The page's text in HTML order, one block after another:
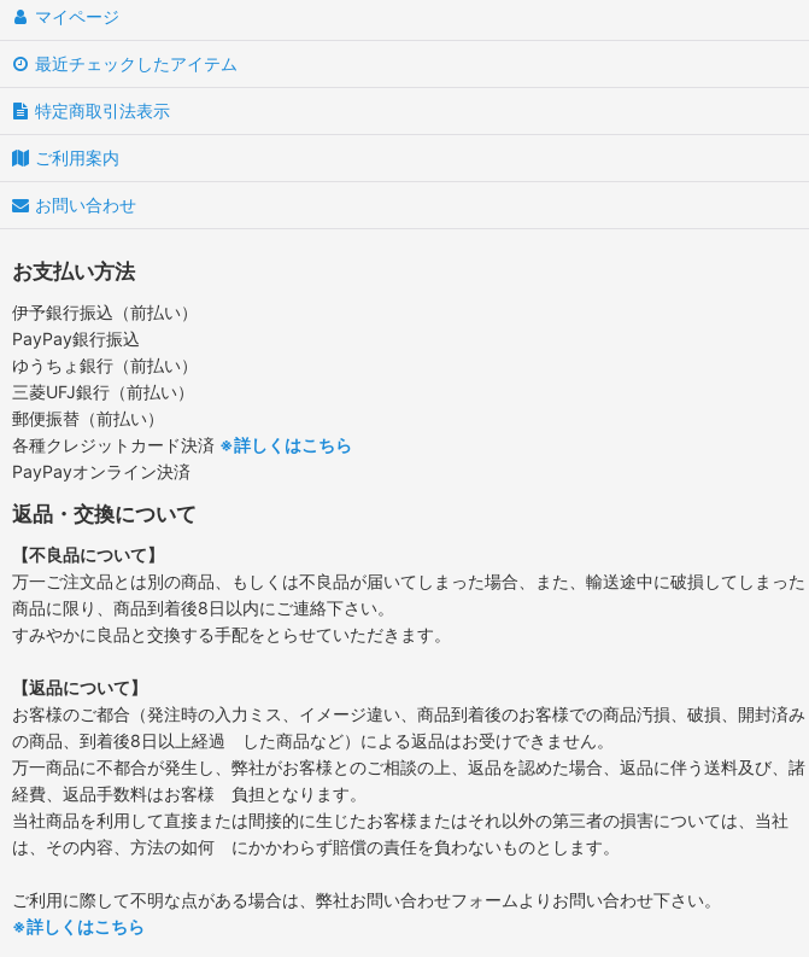
マイページ
最近チェックしたアイテム
特定商取引法表示
ご利用案内
お問い合わせ
お支払い方法
伊予銀行振込（前払い）
PayPay銀行振込
ゆうちょ銀行（前払い）
三菱UFJ銀行（前払い）
郵便振替（前払い）
各種クレジットカード決済 ※詳しくはこちら
PayPayオンライン決済
返品・交換について
【不良品について】
万一ご注文品とは別の商品、もしくは不良品が届いてしまった場合、また、輸送途中に破損してしまった
商品に限り、商品到着後8日以内にご連絡下さい。
すみやかに良品と交換する手配をとらせていただきます。
【返品について】
お客様のご都合（発注時の入力ミス、イメージ違い、商品到着後のお客様での商品汚損、破損、開封済み
の商品、到着後8日以上経過 した商品など）による返品はお受けできません。
万一商品に不都合が発生し、弊社がお客様とのご相談の上、返品を認めた場合、返品に伴う送料及び、諸
経費、返品手数料はお客様 負担となります。
当社商品を利用して直接または間接的に生じたお客様またはそれ以外の第三者の損害については、当社
は、その内容、方法の如何 にかかわらず賠償の責任を負わないものとします。
ご利用に際して不明な点がある場合は、弊社お問い合わせフォームよりお問い合わせ下さい。
※詳しくはこちら